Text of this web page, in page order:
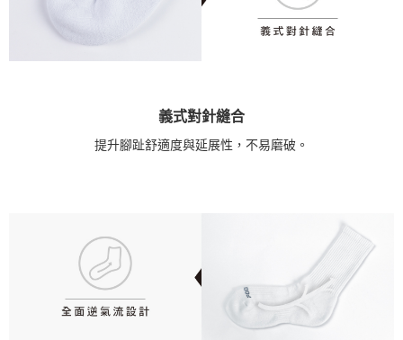
義式對針縫合
提升腳趾舒適度與延展性，不易磨破。